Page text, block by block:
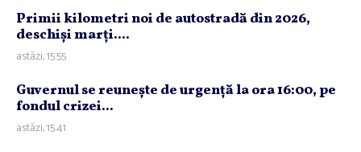
Primii kilometri noi de autostradă din 2026,
deschişi marţi....
astăzi, 15:55
Guvernul se reuneşte de urgenţă la ora 16:00, pe
fondul crizei...
astăzi, 15:41